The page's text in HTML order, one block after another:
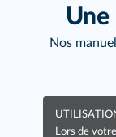
Une
Nos
Lors de